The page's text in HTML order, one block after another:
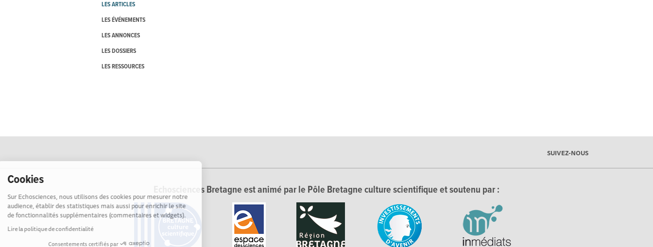
Cookies
Sur Echosciences, nous utilisons des cookies pour mesurer notre
audience, établir des statistiques mais aussi pour enrichir le site
de fonctionnalités supplémentaires (commentaires et widgets).
Lire la politique de confidentialité
Consentements certifiés par
LES ARTICLES
LES ÉVÉNEMENTS
LES ANNONCES
LES DOSSIERS
LES RESSOURCES
SUIVEZ-NOUS
Echosciences Bretagne est animé par le Pôle Bretagne culture scientifique et soutenu par :